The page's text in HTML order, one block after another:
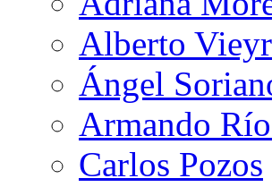
Alberto
Ángel
Armando
Carlos Pozos